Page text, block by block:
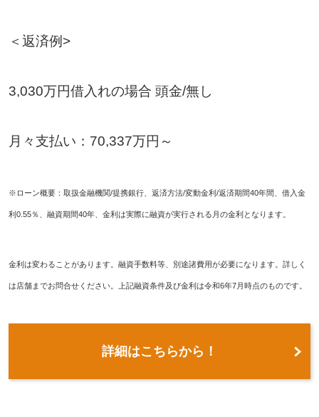
＜返済例>
3,030万円借入れの場合 頭金/無し
月々支払い：70,337万円～
※ローン概要：取扱金融機関/提携銀行、返済方法/変動金利/返済期間40年間、借入金
利0.55％、融資期間40年、金利は実際に融資が実行される月の金利となります。
金利は変わることがあります。融資手数料等、別途諸費用が必要になります。詳しく
は店舗までお問合せください。上記融資条件及び金利は令和6年7月時点のものです。
詳細はこちらから！